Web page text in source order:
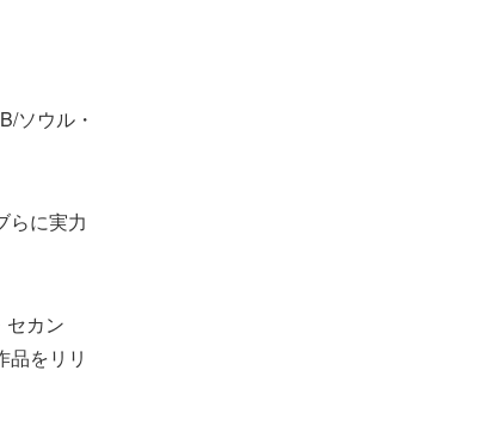
ソウル・
らに実力
セカン
品をリリ